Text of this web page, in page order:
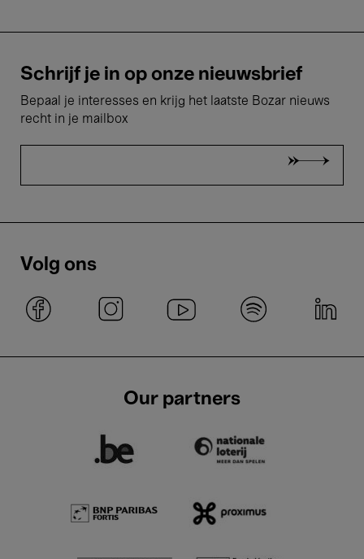
Schrijf je in op onze nieuwsbrief
Bepaal je interesses en krijg het laatste Bozar nieuws
recht in je mailbox
Volg ons
Our partners